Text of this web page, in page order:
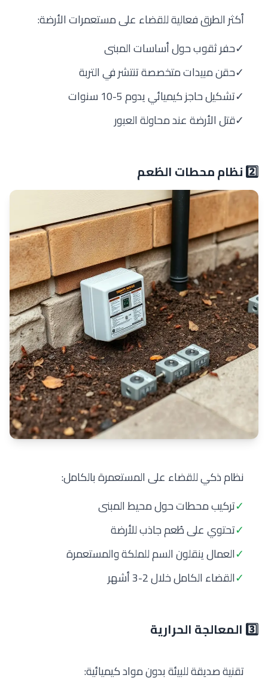
أكثر الطرق فعالية للقضاء على مستعمرات الأرضة:
✓حفر ثقوب حول أساسات المبنى
✓حقن مبيدات متخصصة تنتشر في التربة
✓تشكيل حاجز كيميائي يدوم 5-10 سنوات
✓قتل الأرضة عند محاولة العبور
2️⃣ نظام محطات الطُعم
نظام ذكي للقضاء على المستعمرة بالكامل:
✓تركيب محطات حول محيط المبنى
✓تحتوي على طُعم جاذب للأرضة
✓العمال ينقلون السم للملكة والمستعمرة
✓القضاء الكامل خلال 2-3 أشهر
3️⃣ المعالجة الحرارية
تقنية صديقة للبيئة بدون مواد كيميائية: